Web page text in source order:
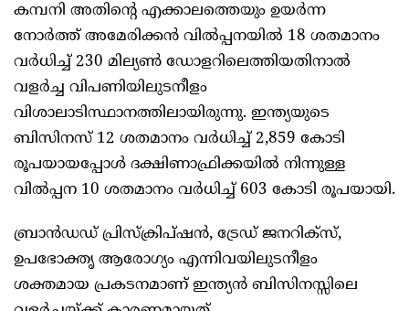
കമ്പനി അതിന്റെ എക്കാലത്തെയും ഉയർന്ന
നോർത്ത് അമേരിക്കൻ വിൽപ്പനയിൽ 18 ശതമാനം
വർധിച്ച് 230 മില്യൺ ഡോളറിലെത്തിയതിനാൽ
വളർച്ച വിപണിയിലുടനീളം
വിശാലാടിസ്ഥാനത്തിലായിരുന്നു. ഇന്ത്യയുടെ
ബിസിനസ് 12 ശതമാനം വർധിച്ച് 2,859 കോടി
രൂപയായപ്പോൾ ദക്ഷിണാഫ്രിക്കയിൽ നിന്നുള്ള
വിൽപ്പന 10 ശതമാനം വർധിച്ച് 603 കോടി രൂപയായി.
ബ്രാൻഡഡ് പ്രിസ്‌ക്രിപ്‌ഷൻ, ട്രേഡ് ജനറിക്‌സ്,
ഉപഭോക്തൃ ആരോഗ്യം എന്നിവയിലുടനീളം
ശക്തമായ പ്രകടനമാണ് ഇന്ത്യൻ ബിസിനസ്സിലെ